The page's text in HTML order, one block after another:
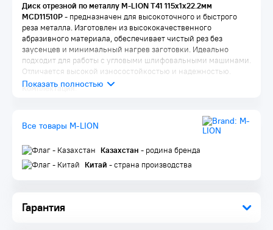
Гарантия
Диск отрезной по металлу M-LION Т41 115х1х22.2мм
MCD11510P- предназначен для высокоточного и быстрого
реза металла. Изготовлен из высококачественного
абразивного материала, обеспечивает чистый рез без
заусенцев и минимальный нагрев заготовки. Идеально
подходит для работы с угловыми шлифовальными машинами.
Отличается высокой износостойкостью и надежностью.
Комплектация:
Все товары M-LION
Казахстан - родина бренда
Китай - страна производства